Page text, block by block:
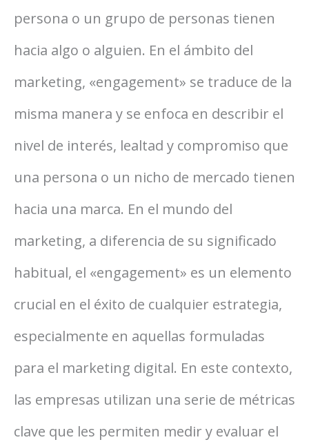
persona o un grupo de personas tienen
hacia algo o alguien. En el ámbito del
marketing, «engagement» se traduce de la
misma manera y se enfoca en describir el
nivel de interés, lealtad y compromiso que
una persona o un nicho de mercado tienen
hacia una marca. En el mundo del
marketing, a diferencia de su significado
habitual, el «engagement» es un elemento
crucial en el éxito de cualquier estrategia,
especialmente en aquellas formuladas
para el marketing digital. En este contexto,
las empresas utilizan una serie de métricas
clave que les permiten medir y evaluar el